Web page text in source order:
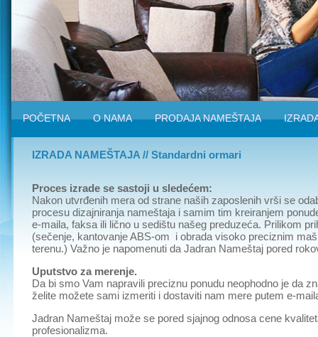
POČETNA O NAMA PRODAJA NAMEŠTAJA
IZRADA NAMEŠTAJA // Standardni ormari
Proces izrade se sastoji u sledećem:
Nakon utvrđenih mera od strane naših zaposlenih vrši se
procesu dizajniranja nameštaja i samim tim kreiranjem
e-maila, faksa ili lično u sedištu našeg preduzeća. Prilikom
(sečenje, kantovanje ABS-om i obrada visoko preciznim
terenu.) Važno je napomenuti da Jadran Nameštaj pored
Uputstvo za merenje.
Da bi smo Vam napravili preciznu ponudu neophodno je da
želite možete sami izmeriti i dostaviti nam mere putem e-
Jadran Nameštaj može se pored sjajnog odnosa cene
profesionalizma.